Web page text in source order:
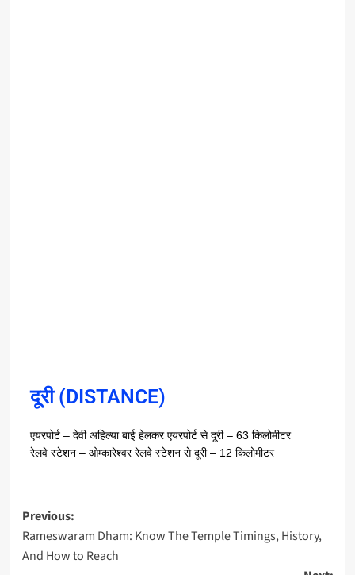
दूरी (DISTANCE)
एयरपोर्ट– देवी अहिल्या बाई हेलकर एयरपोर्ट से दूरी– 63 किलोमीटर
रेलवे स्टेशन– ओम्कारेश्वर रेलवे स्टेशन से दूरी– 12 किलोमीटर
Previous:
Rameswaram Dham: Know The Temple Timings, History,
And How to Reach